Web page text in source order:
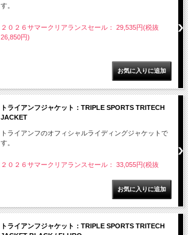
す。
２０２６サマークリアランスセール： 29,535円(税抜
26,850円)
トライアンフジャケット：TRIPLE SPORTS TRITECH
JACKET
トライアンフのオフィシャルライディングジャケットで
す。
２０２６サマークリアランスセール： 33,055円(税抜
トライアンフジャケット：TRIPLE SPORTS TRITECH